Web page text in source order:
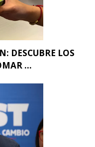
DESCUBRE LOS
...